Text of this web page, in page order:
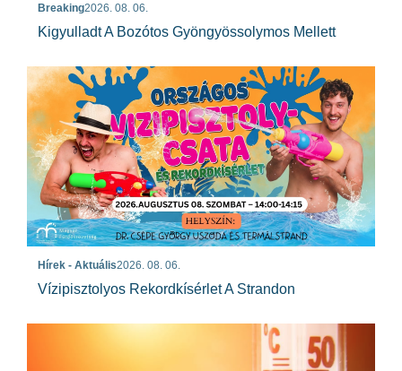
Breaking2026. 08. 06.
Kigyulladt A Bozótos Gyöngyössolymos Mellett
Hírek - Aktuális2026. 08. 06.
Vízipisztolyos Rekordkísérlet A Strandon